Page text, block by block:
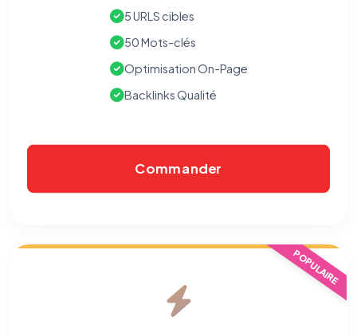
5 URLS cibles
50 Mots-clés
Optimisation On-Page
Backlinks Qualité
Commander
POPULAIRE